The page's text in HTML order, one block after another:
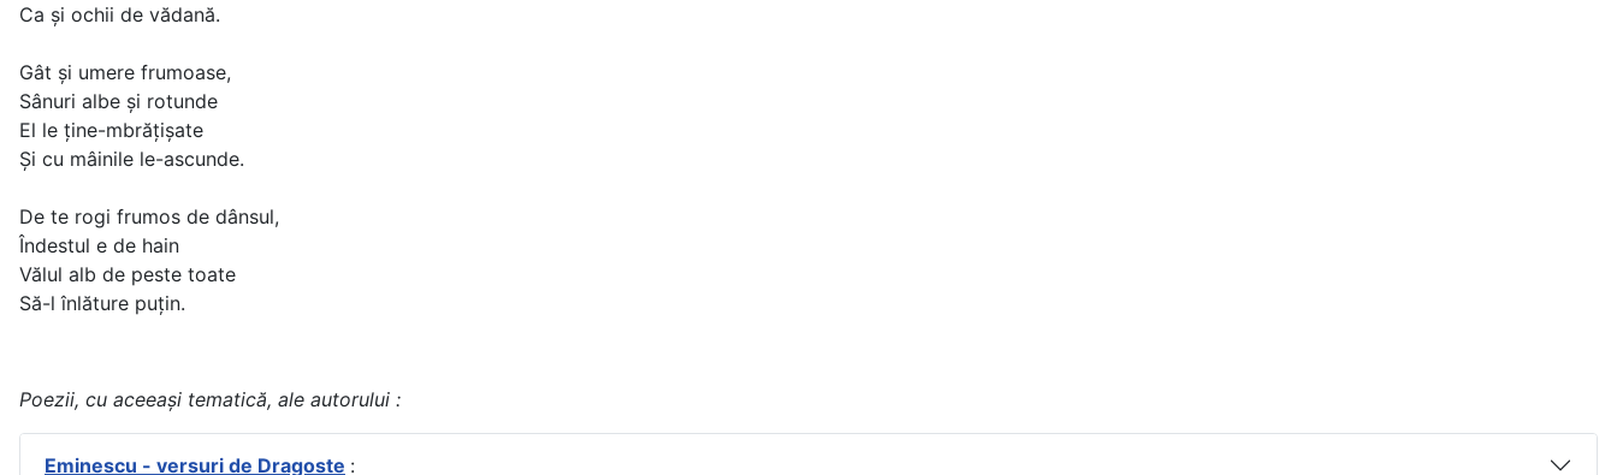
Ca şi ochii de vădană.
Gât şi umere frumoase,
Sânuri albe şi rotunde
El le ţine-mbrăţişate
Şi cu mâinile le-ascunde.
De te rogi frumos de dânsul,
Îndestul e de hain
Vălul alb de peste toate
Să-l înlăture puţin.
Poezii, cu aceeași tematică, ale autorului :
Eminescu - versuri de Dragoste :